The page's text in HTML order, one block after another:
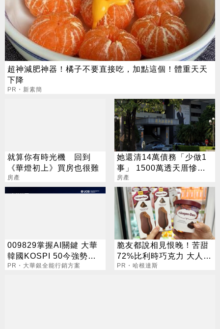
超神減肥神器！橘子不要直接吃，加點這個！體重天天
下降
PR・新素簡
就算你有時光機 回到
《華燈初上》買房也很難
房產
她還清14萬債務「少做1
事」 1500萬透天厝慘遭
法拍賤賣
房產
009829掌握AI關鍵 大華
韓國KOSPI 50今強勢開
募
PR・大華銀全能行銷方案
脆友都說相見恨晚！苦甜
72%比利時巧克力 大人味
爆紅！
PR・哈根達斯